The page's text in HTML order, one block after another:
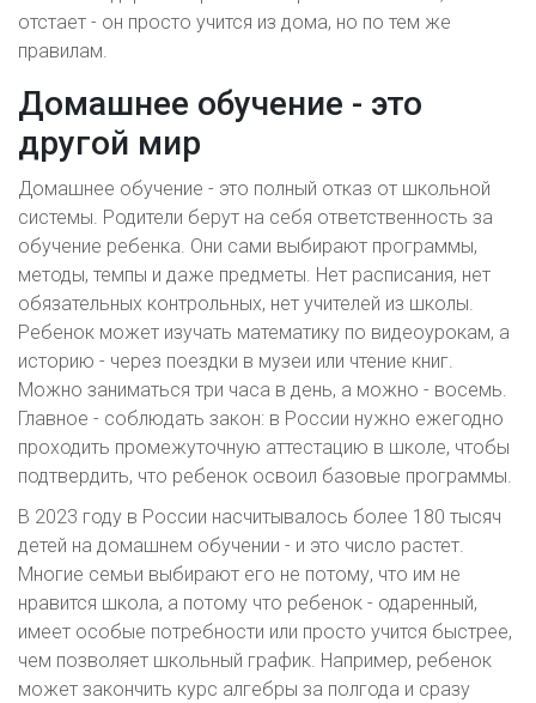
отстает - он просто учится из дома, но по тем же
правилам.
Домашнее обучение - это
другой мир
Домашнее обучение - это полный отказ от школьной
системы. Родители берут на себя ответственность за
обучение ребенка. Они сами выбирают программы,
методы, темпы и даже предметы. Нет расписания, нет
обязательных контрольных, нет учителей из школы.
Ребенок может изучать математику по видеоурокам, а
историю - через поездки в музеи или чтение книг.
Можно заниматься три часа в день, а можно - восемь.
Главное - соблюдать закон: в России нужно ежегодно
проходить промежуточную аттестацию в школе, чтобы
подтвердить, что ребенок освоил базовые программы.
В 2023 году в России насчитывалось более 180 тысяч
детей на домашнем обучении - и это число растет.
Многие семьи выбирают его не потому, что им не
нравится школа, а потому что ребенок - одаренный,
имеет особые потребности или просто учится быстрее,
чем позволяет школьный график. Например, ребенок
может закончить курс алгебры за полгода и сразу